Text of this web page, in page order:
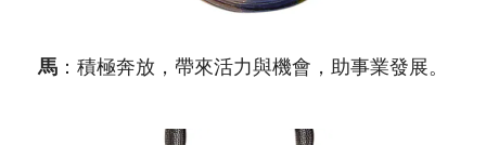
馬 ：積極奔放，帶來活力與機會，助事業發展。